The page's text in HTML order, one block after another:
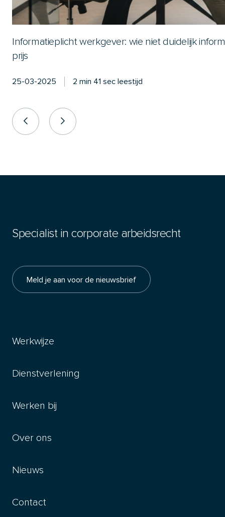
Informatieplicht werkgever: wie niet duidelijk
prijs
25-03-2025 2 min 41 sec leestijd
Specialist in corporate arbeidsrecht
Meld je aan voor de nieuwsbrief
Werkwijze
Dienstverlening
Werken bij
Over ons
Nieuws
Contact